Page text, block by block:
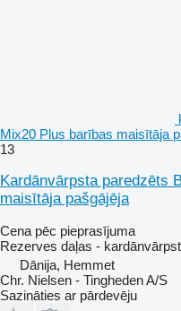
Mix20 Plus barības maisītāja
13
Kardānvārpsta paredzēts
maisītāja pašgājēja
Cena pēc pieprasījuma
Rezerves daļas -
Dānija, Hemmet
Chr. Nielsen - Tingheden A/S
Sazināties ar pārdevēju